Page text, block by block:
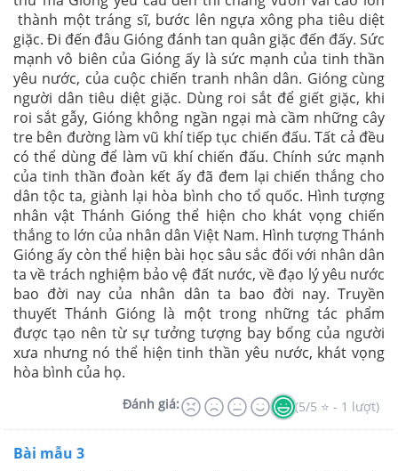
thành một tráng sĩ, bước lên ngựa xông pha tiêu diệt
giặc. Đi đến đâu Gióng đánh tan quân giặc đến đấy. Sức
mạnh vô biên của Gióng ấy là sức mạnh của tinh thần
yêu nước, của cuộc chiến tranh nhân dân. Gióng cùng
người dân tiêu diệt giặc. Dùng roi sắt để giết giặc, khi
roi sắt gẫy, Gióng không ngần ngại mà cầm những cây
tre bên đường làm vũ khí tiếp tục chiến đấu. Tất cả đều
có thể dùng để làm vũ khí chiến đấu. Chính sức mạnh
của tinh thần đoàn kết ấy đã đem lại chiến thắng cho
dân tộc ta, giành lại hòa bình cho tổ quốc. Hình tượng
nhân vật Thánh Gióng thể hiện cho khát vọng chiến
thắng to lớn của nhân dân Việt Nam. Hình tượng Thánh
Gióng ấy còn thể hiện bài học sâu sắc đối với nhân dân
ta về trách nghiệm bảo vệ đất nước, về đạo lý yêu nước
bao đời nay của nhân dân ta bao đời nay. Truyền
thuyết Thánh Gióng là một trong những tác phẩm
được tạo nên từ sự tưởng tượng bay bổng của người
xưa nhưng nó thể hiện tinh thần yêu nước, khát vọng
hòa bình của họ.
Đánh giá: (5/5 ⭐ - 1 lượt)
Bài mẫu 3